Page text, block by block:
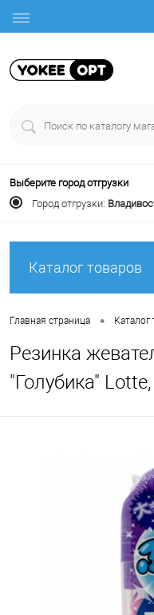
Выберите город отгрузки
Город отгрузки:
Каталог товаров
Главная страница • Каталог
Резинка
"Голубика"